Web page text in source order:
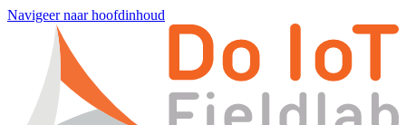
Navigeer naar hoofdinhoud